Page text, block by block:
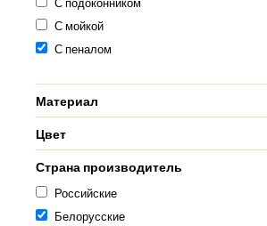
С мойкой
С пеналом
Материал
Цвет
Страна производитель
Российские
Белорусские